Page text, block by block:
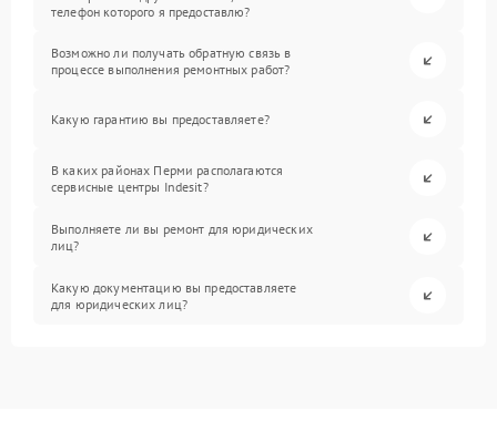
телефон которого я предоставлю?
Возможно ли получать обратную связь в
процессе выполнения ремонтных работ?
Какую гарантию вы предоставляете?
В каких районах Перми располагаются
сервисные центры Indesit?
Выполняете ли вы ремонт для юридических
лиц?
Какую документацию вы предоставляете
для юридических лиц?